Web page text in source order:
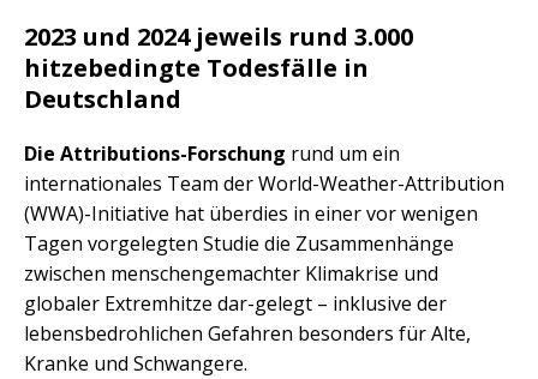
2023 und 2024 jeweils rund 3.000
hitzebedingte Todesfälle in
Deutschland
Die Attributions-Forschung rund um ein
internationales Team der World-Weather-Attribution
(WWA)-Initiative hat überdies in einer vor wenigen
Tagen vorgelegten Studie die Zusammenhänge
zwischen menschengemachter Klimakrise und
globaler Extremhitze dar-gelegt – inklusive der
lebensbedrohlichen Gefahren besonders für Alte,
Kranke und Schwangere.